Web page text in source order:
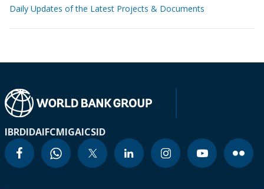
Daily Updates of the Latest Projects & Documents
IBRDIDAIFCMIGAICSID